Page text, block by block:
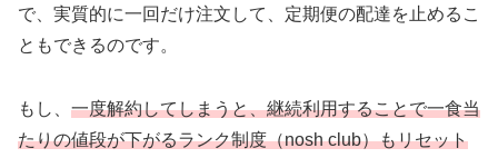
で、実質的に一回だけ注文して、定期便の配達を止めるこ
ともできるのです。
もし、 一度解約してしまうと、継続利用することで一食当
たりの値段が下がるランク制度（nosh club）もリセット